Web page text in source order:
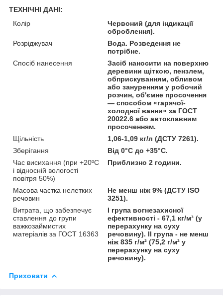
ТЕХНІЧНІ ДАНІ:
Колір
Червоний (для індикації
оброблення).
Розріджувач
Вода. Розведення не
потрібне.
Спосіб нанесення
Засіб наносити на поверхню
деревини щіткою, пензлем,
обприскуванням, обливом
або зануренням у робочий
розчин, об'ємне просочення
— способом «гарячої-
холодної ванни» за ГОСТ
20022.6 або автоклавним
просоченням.
Щільність
1,06-1,09 кг/л (ДСТУ 7261).
Зберігання
Від 0°C до +35°C.
Час висихання (при +20ºС
і відносній вологості
повітря 50%)
Приблизно 2 години.
Масова частка нелетких
речовин
Не менш ніж 9% (ДСТУ ISO
3251).
Витрата, що забезпечує
ставлення до групи
важкозаймистих
матеріалів за ГОСТ 16363
I група вогнезахисної
ефективності - 67,1 кг/м³ (у
перерахунку на суху
речовину). II група - не менш
ніж 835 г/м² (75,2 г/м² у
перерахунку на суху
речовину).
Приховати